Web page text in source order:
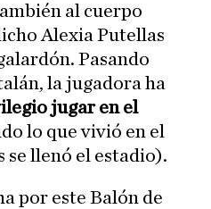
al cuerpo
Alexia Putellas
Pasando
la jugadora ha
jugar en el
lo que vivió en el
se llenó el estadio).
por este Balón de